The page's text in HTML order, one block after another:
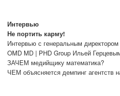
Интервью
Не портить карму!
Интервью с генеральным
OMD MD | PHD Group Ильей
ЗАЧЕМ медийщику математика?
ЧЕМ объясняется демпинг агентств